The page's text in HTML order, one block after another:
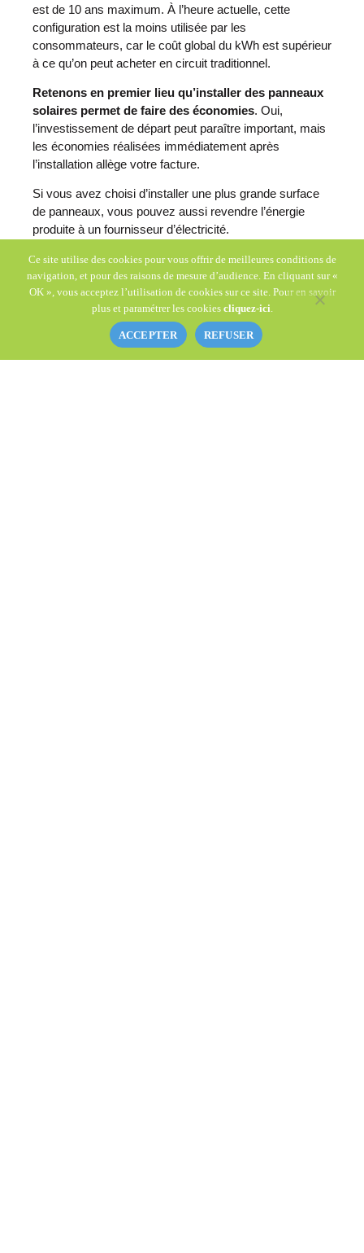
est de 10 ans maximum. À l’heure actuelle, cette
configuration est la moins utilisée par les
consommateurs, car le coût global du kWh est supérieur
à ce qu’on peut acheter en circuit traditionnel.
Retenons en premier lieu qu’installer des panneaux
solaires permet de faire des économies. Oui,
l’investissement de départ peut paraître important, mais
les économies réalisées immédiatement après
l’installation allège votre facture.
Si vous avez choisi d’installer une plus grande surface
de panneaux, vous pouvez aussi revendre l’énergie
produite à un fournisseur d’électricité.
Si vous habitez dans la moitié Nord de la France, ne
vous laissez pas freiner par les idées reçues. Installer
des panneaux solaires dans le Nord est pertinent et
rentable. Il convient avant tout de choisir des panneaux
de qualité qui dureront dans le temps. Cela vous
permettra ainsi de maîtriser vos coûts lors de
Ce site utilise des cookies pour vous offrir de meilleures conditions de
navigation, et pour des raisons de mesure d’audience. En cliquant sur «
OK », vous acceptez l’utilisation de cookies sur ce site. Pour en savoir
plus et paramétrer les cookies cliquez-ici.
ACCEPTER REFUSER